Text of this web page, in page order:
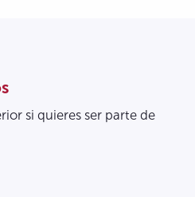
si quieres ser parte de